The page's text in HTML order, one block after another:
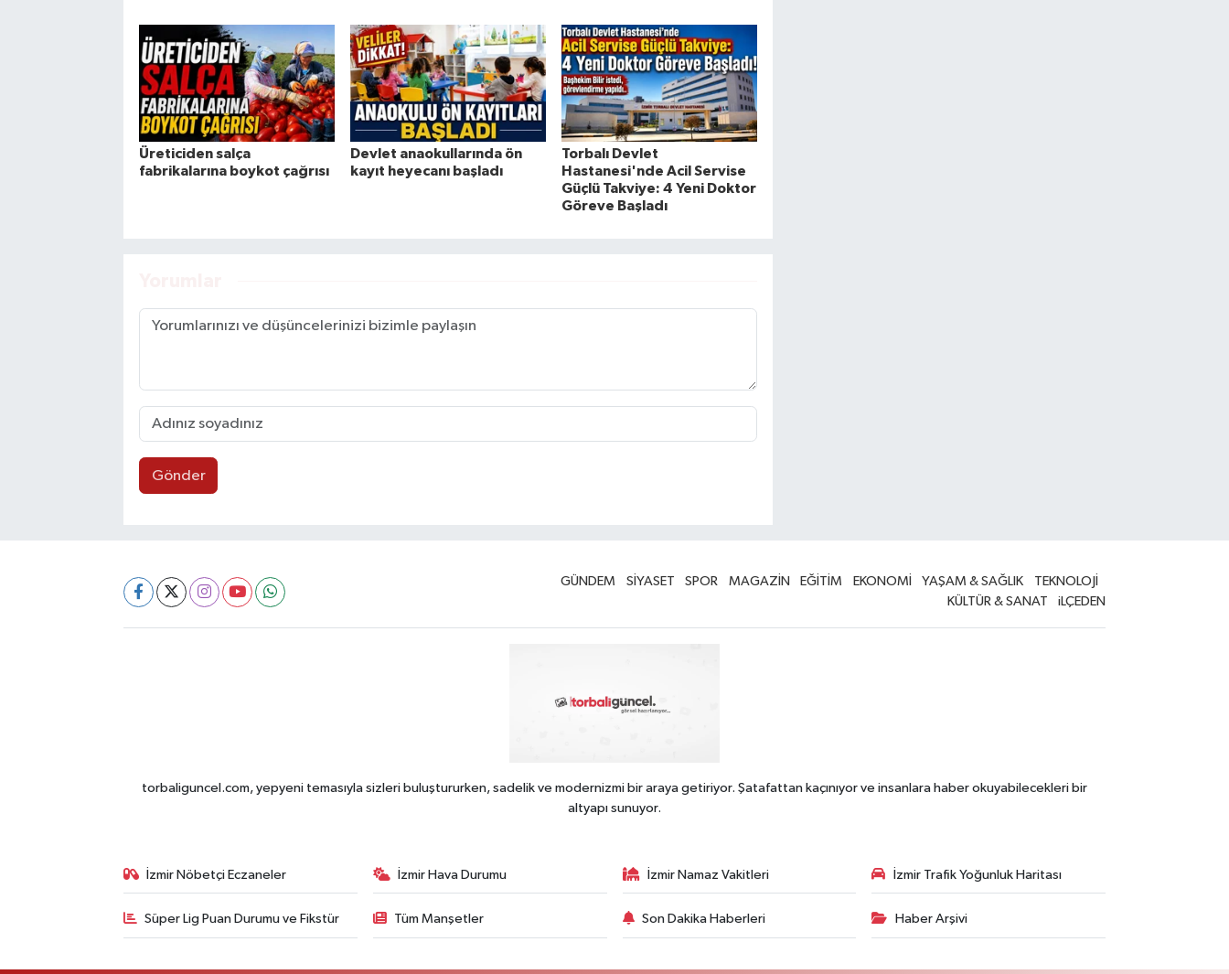
Üreticiden salça
fabrikalarına boykot çağrısı
Devlet anaokullarında ön
kayıt heyecanı başladı
Torbalı Devlet
Hastanesi'nde Acil Servise
Güçlü Takviye: 4 Yeni Doktor
Göreve Başladı
Gönder
GÜNDEM SİYASET SPOR MAGAZİN EĞİTİM EKONOMİ YAŞAM & SAĞLIK
TEKNOLOJİ
KÜLTÜR & SANAT
iLÇEDEN
torbaliguncel.com, yepyeni temasıyla sizleri buluştururken, sadelik ve modernizmi bir araya getiriyor. Şatafattan kaçınıyor ve insanlara haber okuyabilecekleri bir
altyapı sunuyor.
İzmir Nöbetçi Eczaneler İzmir Hava Durumu İzmir Namaz Vakitleri İzmir Trafik Yoğunluk Haritası
Süper Lig Puan Durumu ve Fikstür Tüm Manşetler Son Dakika Haberleri Haber Arşivi